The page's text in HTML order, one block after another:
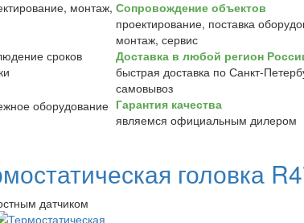
Сопровождение объектов
проектирование, поставка
монтаж, сервис
Доставка в любой регион
быстрая доставка по Санкт-
самовывоз
Гарантия качества
являемся официальным дилером
головка
датчиком